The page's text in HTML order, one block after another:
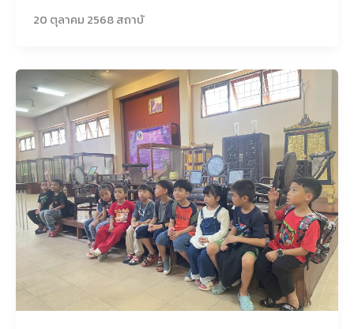
20 ตุลาคม 2568 สถาบั